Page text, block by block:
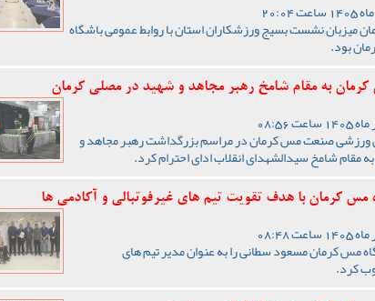
میزبان نشست بسیج ورزشکاران استان با روابط عمومی باشگاه
بود.
کرمان به مقام شامخ رهبر مجاهد و شهید در مصلی کرمان
ورزشی صنعت مس کرمان در مراسم بزرگداشت رهبر مجاهد و
مقام شامخ سیدالشهدای انقلاب ادای احترام کرد.
مس کرمان با هدف تقویت تیم‌ های غیرفوتبالی و آکادمی‌ ها
مس کرمان مسعود سطانی را به عنوان مدیر تیم های
کرد.